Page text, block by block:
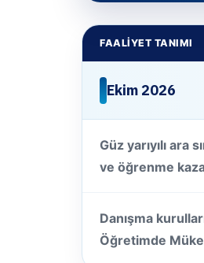
FAALIYET TANIMI
Ekim 2026
Güz yarıyılı ara
ve öğrenme
Danışma
Öğretimde